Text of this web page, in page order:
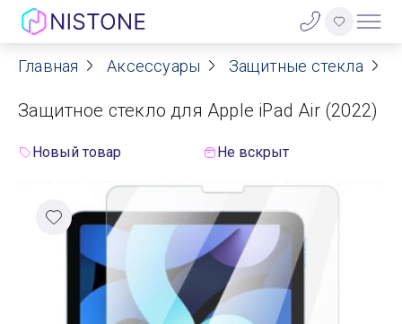
Акции
О нас
Договор оферты
Реквизиты
Контакты
Главная Аксессуары Защитные стекла
Защитное стекло для Apple iPad Air (2022)
Новый товар Не вскрыт